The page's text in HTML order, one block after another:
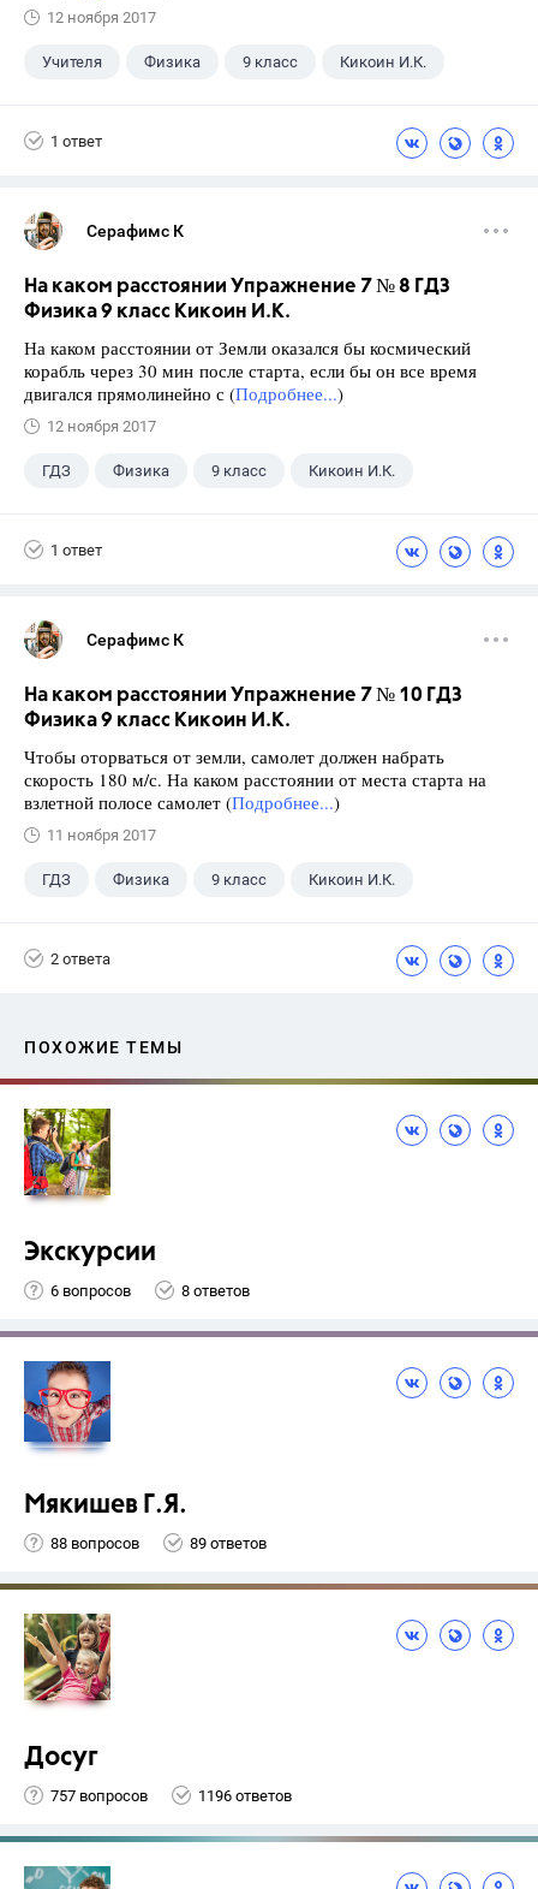
12 ноября 2017
Учителя Физика 9 класс Кикоин И.К.
1 ответ
Серафимс К
На каком расстоянии Упражнение 7 № 8 ГДЗ
Физика 9 класс Кикоин И.К.
На каком расстоянии от Земли оказался бы космический
корабль через 30 мин после старта, если бы он все время
двигался прямолинейно с (Подробнее...)
12 ноября 2017
ГДЗ Физика 9 класс Кикоин И.К.
1 ответ
Серафимс К
На каком расстоянии Упражнение 7 № 10 ГДЗ
Физика 9 класс Кикоин И.К.
Чтобы оторваться от земли, самолет должен набрать
скорость 180 м/с. На каком расстоянии от места старта на
взлетной полосе самолет (Подробнее...)
11 ноября 2017
ГДЗ Физика 9 класс Кикоин И.К.
2 ответа
ПОХОЖИЕ ТЕМЫ
Экскурсии
6 вопросов 8 ответов
Мякишев Г.Я.
88 вопросов 89 ответов
Досуг
757 вопросов 1196 ответов